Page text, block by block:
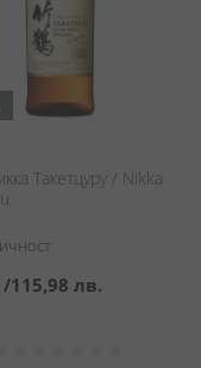
Такетцуру / Nikka
/115,98 лв.